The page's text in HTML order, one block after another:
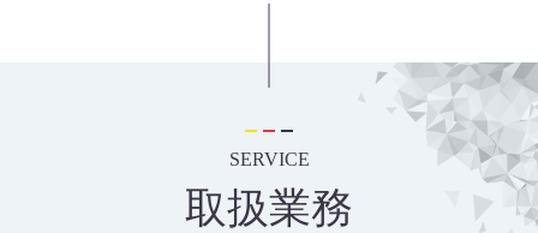
SERVICE
取扱業務